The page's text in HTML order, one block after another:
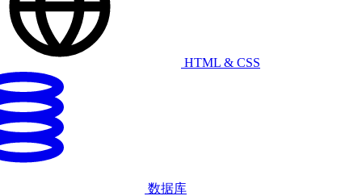
HTML & CSS
数据库